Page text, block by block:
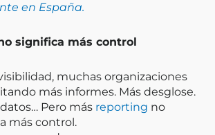
en España.
significa más control
muchas organizaciones
más informes. Más desglose.
Pero más reporting no
más control.